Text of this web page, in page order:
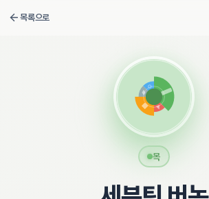
목록으로
목